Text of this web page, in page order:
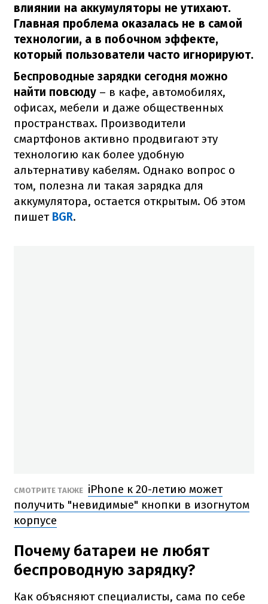
влиянии на аккумуляторы не утихают.
Главная проблема оказалась не в самой
технологии, а в побочном эффекте,
который пользователи часто игнорируют.
Беспроводные зарядки сегодня можно
найти повсюду – в кафе, автомобилях,
офисах, мебели и даже общественных
пространствах. Производители
смартфонов активно продвигают эту
технологию как более удобную
альтернативу кабелям. Однако вопрос о
том, полезна ли такая зарядка для
аккумулятора, остается открытым. Об этом
пишет BGR.
СМОТРИТЕ ТАКЖЕ iPhone к 20-летию может
получить "невидимые" кнопки в изогнутом
корпусе
Почему батареи не любят
беспроводную зарядку?
Как объясняют специалисты, сама по себе